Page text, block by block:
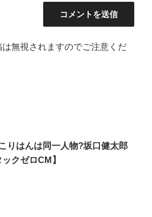
無視されますのでご注意くだ
りはんは同一人物?坂口健太郎
クゼロCM】